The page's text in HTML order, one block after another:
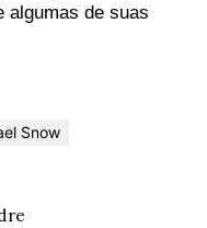
algumas de suas
Snow